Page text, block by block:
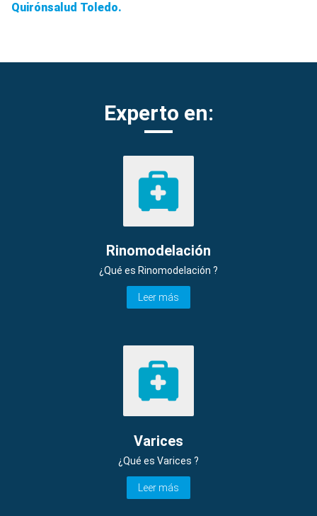
Quirónsalud Toledo.
Experto en:
Rinomodelación
¿Qué es Rinomodelación ?
Leer más
Varices
¿Qué es Varices ?
Leer más